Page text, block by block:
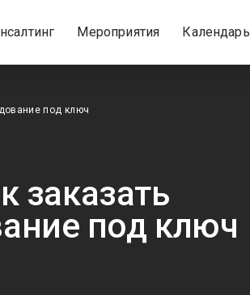
Мероприятия Календарь
под ключ
заказать
под ключ